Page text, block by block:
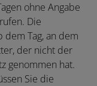
ohne Angabe
Die
dem Tag, an dem
der nicht der
genommen hat.
Sie die